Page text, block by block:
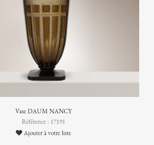
Vase DAUM NANCY
Référence : 17191
Ajouter à votre liste